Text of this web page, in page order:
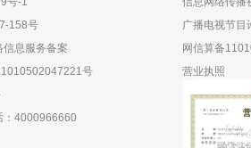
158号
息服务备案
号
：4000966660
广播电视节目
网信算备
营业执照